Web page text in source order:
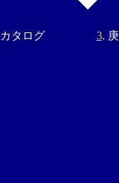
タログ 3.